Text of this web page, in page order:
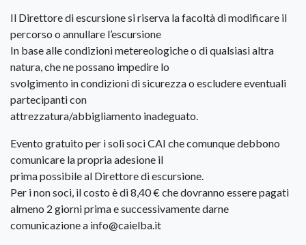
Il Direttore di escursione si riserva la facoltà di modificare il
percorso o annullare l’escursione
In base alle condizioni metereologiche o di qualsiasi altra
natura, che ne possano impedire lo
svolgimento in condizioni di sicurezza o escludere eventuali
partecipanti con
attrezzatura/abbigliamento inadeguato.
Evento gratuito per i soli soci CAI che comunque debbono
comunicare la propria adesione il
prima possibile al Direttore di escursione.
Per i non soci, il costo è di 8,40 € che dovranno essere pagati
almeno 2 giorni prima e successivamente darne
comunicazione a info@caielba.it